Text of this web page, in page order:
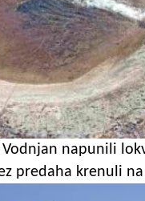
Vodnjan napunili
predaha krenuli